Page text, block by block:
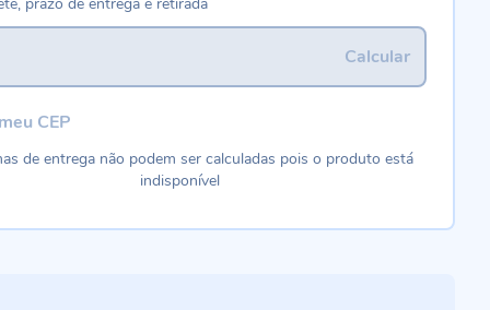
Calcular
CEP
de entrega não podem ser calculadas pois o produto está
indisponível